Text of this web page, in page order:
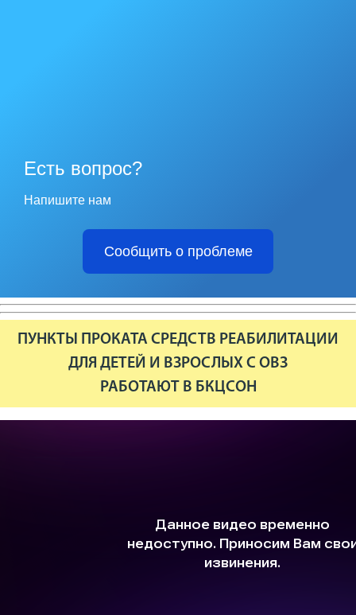
Есть вопрос?
Напишите нам
Сообщить о проблеме
ПУНКТЫ ПРОКАТА СРЕДСТВ РЕАБИЛИТАЦИИ
ДЛЯ ДЕТЕЙ И ВЗРОСЛЫХ С ОВЗ
РАБОТАЮТ В БКЦСОН